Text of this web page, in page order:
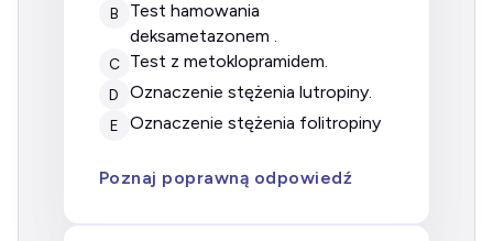
B
test hamowania
deksametazonem .
C test z metoklopramidem.
D oznaczenie stężenia lutropiny.
E oznaczenie stężenia folitropiny
Poznaj poprawną odpowiedź